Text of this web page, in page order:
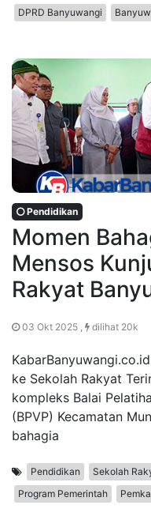
DPRD Banyuwangi
Pendidikan
Momen
Mensos
Rakyat
03 Okt 2025 , dilihat 20k
ke Sekolah Rakyat
kompleks Balai
(BPVP) Kecamatan
bahagia
Pendidikan Sekolah
Program Pemerintah